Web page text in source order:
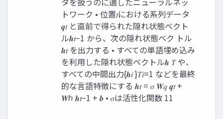
トワーク • 位置𝑡における系列データ
𝒒𝑡 と直前で得られた隠れ状態ベクト
ル𝒉𝑡−1 から、次の隠れ状態ベク トル
𝒉𝑡 を出力する • すべての単語埋め込み
を利用した隠れ状態ベクトル𝒉 𝑇 や、
すべての中間出力{𝒉𝑖 }𝑇𝑖=1 などを最終
的な言語特徴にする 𝒉𝑡 = 𝜎 𝑾𝑞 𝒒𝑡 +
𝑾ℎ 𝒉𝑡−1 + 𝒃 • 𝜎は活性化関数 11